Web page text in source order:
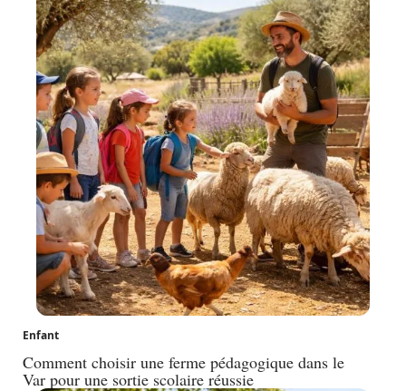
Enfant
Comment choisir une ferme pédagogique dans le
Var pour une sortie scolaire réussie